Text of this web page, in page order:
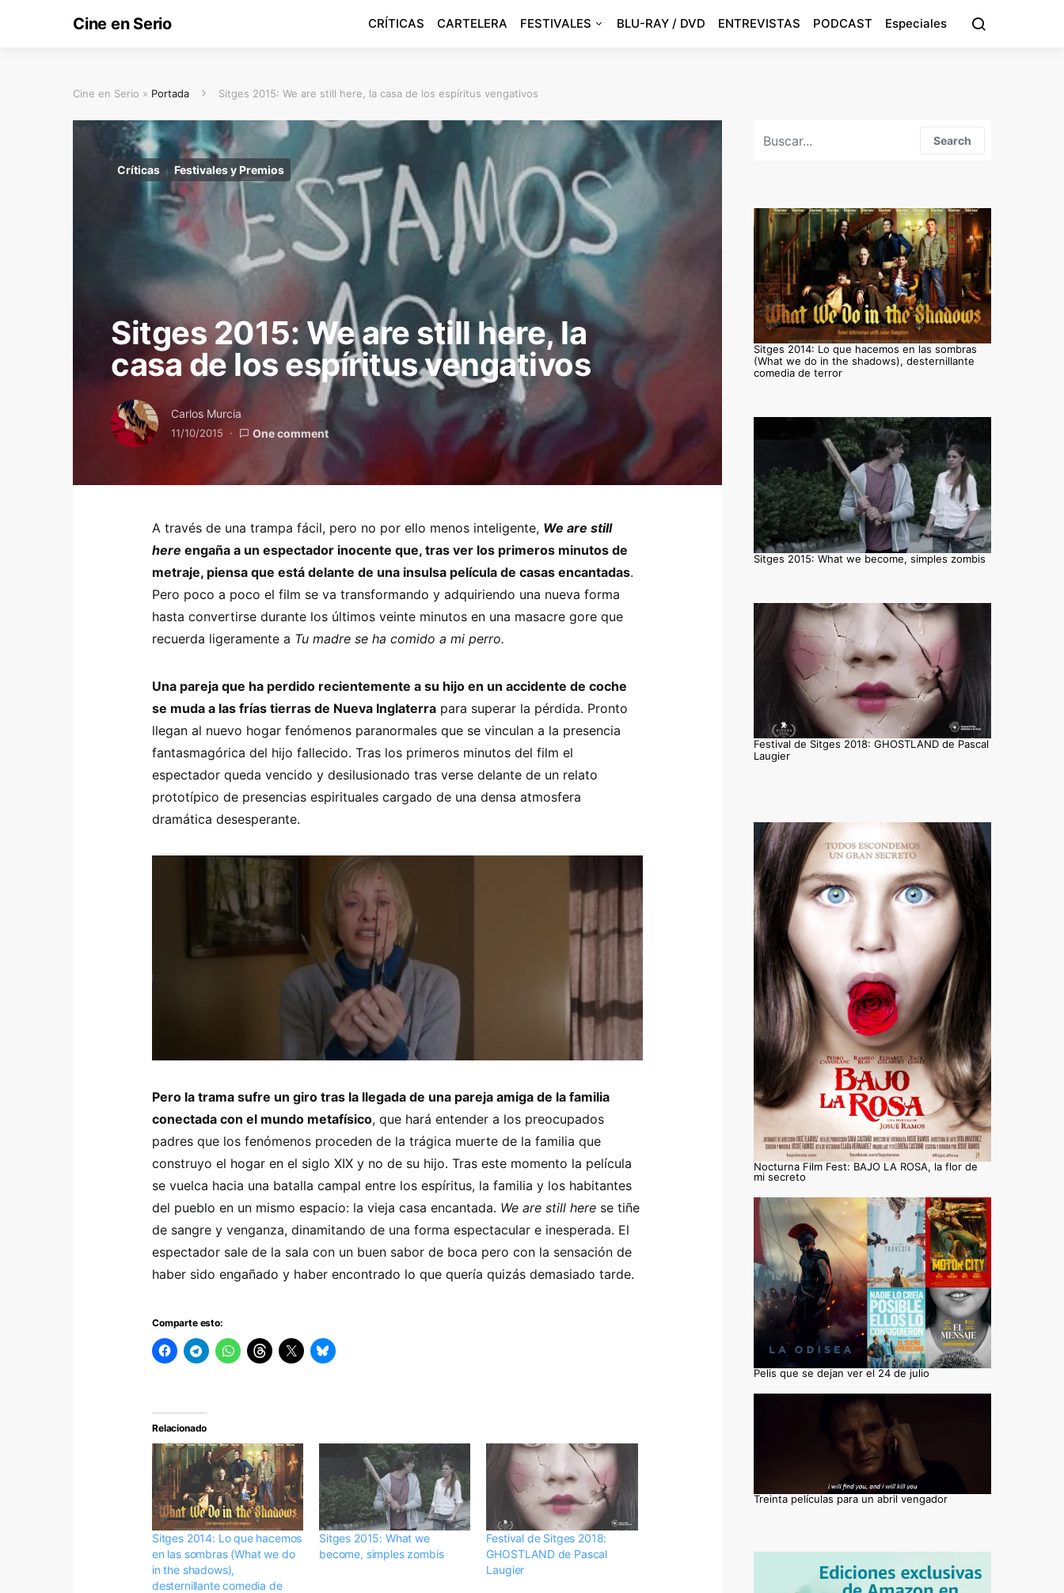
Cine en Serio CRÍTICAS CARTELERA FESTIVALES BLU-RAY / DVD ENTREVISTAS PODCAST Especiales
Cine en Serio » Portada Sitges 2015: We are still here, la casa de los espíritus vengativos
Críticas Festivales y Premios
Sitges 2015: We are still here, la
casa de los espíritus vengativos
Carlos Murcia
11/10/2015 One comment
A través de una trampa fácil, pero no por ello menos inteligente, We are still
here engaña a un espectador inocente que, tras ver los primeros minutos de
metraje, piensa que está delante de una insulsa película de casas encantadas.
Pero poco a poco el film se va transformando y adquiriendo una nueva forma
hasta convertirse durante los últimos veinte minutos en una masacre gore que
recuerda ligeramente a Tu madre se ha comido a mi perro.
Una pareja que ha perdido recientemente a su hijo en un accidente de coche
se muda a las frías tierras de Nueva Inglaterra para superar la pérdida. Pronto
llegan al nuevo hogar fenómenos paranormales que se vinculan a la presencia
fantasmagórica del hijo fallecido. Tras los primeros minutos del film el
espectador queda vencido y desilusionado tras verse delante de un relato
prototípico de presencias espirituales cargado de una densa atmosfera
dramática desesperante.
Pero la trama sufre un giro tras la llegada de una pareja amiga de la familia
conectada con el mundo metafísico, que hará entender a los preocupados
padres que los fenómenos proceden de la trágica muerte de la familia que
construyo el hogar en el siglo XIX y no de su hijo. Tras este momento la película
se vuelca hacia una batalla campal entre los espíritus, la familia y los habitantes
del pueblo en un mismo espacio: la vieja casa encantada. We are still here se tiñe
de sangre y venganza, dinamitando de una forma espectacular e inesperada. El
espectador sale de la sala con un buen sabor de boca pero con la sensación de
haber sido engañado y haber encontrado lo que quería quizás demasiado tarde.
Comparte esto:
Relacionado
Sitges 2014: Lo que hacemos
en las sombras (What we do
in the shadows),
desternillante comedia de
Sitges 2015: What we
become, simples zombis
Festival de Sitges 2018:
GHOSTLAND de Pascal
Laugier
Search
Sitges 2014: Lo que hacemos en las sombras
(What we do in the shadows), desternillante
comedia de terror
Sitges 2015: What we become, simples zombis
Festival de Sitges 2018: GHOSTLAND de Pascal
Laugier
Nocturna Film Fest: BAJO LA ROSA, la flor de
mi secreto
Pelis que se dejan ver el 24 de julio
Treinta películas para un abril vengador